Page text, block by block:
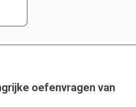
oefenvragen van